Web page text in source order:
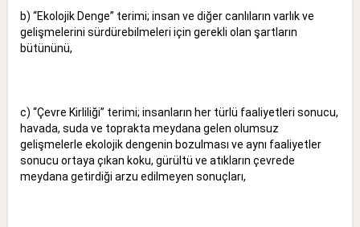
b) “Ekolojik Denge” terimi; insan ve diğer canlıların varlık ve
gelişmelerini sürdürebilmeleri için gerekli olan şartların
bütününü,
c) “Çevre Kirliliği” terimi; insanların her türlü faaliyetleri sonucu,
havada, suda ve toprakta meydana gelen olumsuz
gelişmelerle ekolojik dengenin bozulması ve aynı faaliyetler
sonucu ortaya çıkan koku, gürültü ve atıkların çevrede
meydana getirdiği arzu edilmeyen sonuçları,